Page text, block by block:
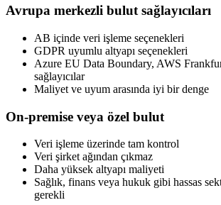
Avrupa merkezli bulut sağlayıcıları
AB içinde veri işleme seçenekleri
GDPR uyumlu altyapı seçenekleri
Azure EU Data Boundary, AWS
sağlayıcılar
Maliyet ve uyum arasında iyi bir denge
On-premise veya özel bulut
Veri işleme üzerinde tam kontrol
Veri şirket ağından çıkmaz
Daha yüksek altyapı maliyeti
Sağlık, finans veya hukuk gibi hassas
gerekli